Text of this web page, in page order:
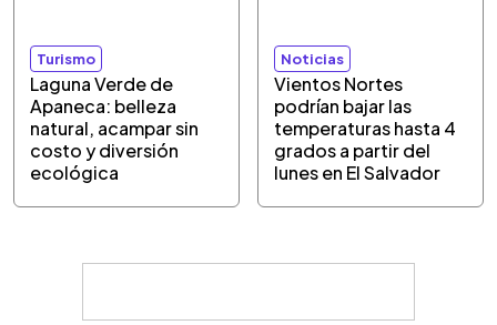
Turismo
Laguna Verde de
Apaneca: belleza
natural, acampar sin
costo y diversión
ecológica
Noticias
Vientos Nortes
podrían bajar las
temperaturas hasta 4
grados a partir del
lunes en El Salvador